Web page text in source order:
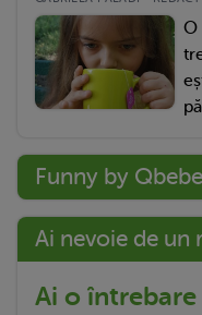
O
Funny by Qbebe
Ai nevoie de un
Ai o întrebare